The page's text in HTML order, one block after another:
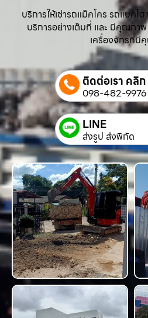
บริการให้เช่ารถแม็คโคร รถแบค
บริการอย่างเต็มที่ และ มีคุณภา
เครื่องจักรที่มี
ติดต่อเรา คลิก
098-482-9976
LINE
ส่งรูป ส่งพิกัด